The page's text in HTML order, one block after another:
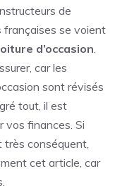
de
françaises se voient
d’occasion.
car les
sont révisés
tout, il est
vos finances. Si
très conséquent,
cet article, car